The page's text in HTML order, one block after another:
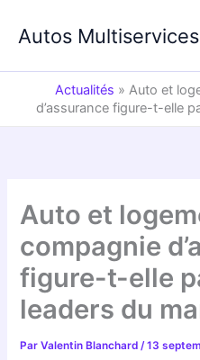
Autos Multiservices
Actualités » Auto et
d’assurance figure-t-elle
Auto et
compagnie
figure-t-elle
leaders du
ParValentin Blanchard/13